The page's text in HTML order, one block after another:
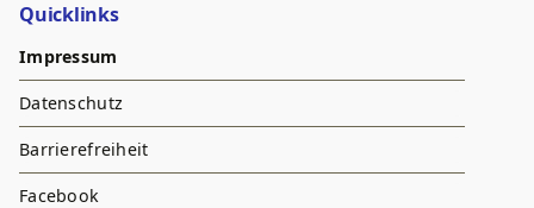
Quicklinks
Impressum
Datenschutz
Barrierefreiheit
Facebook